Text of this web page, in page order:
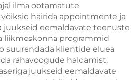
ilma ootamatute
häirida appointmente ja
juukseid eemaldavate teenuste
liikmeskonna programmid
suurendada klientide eluea
rahavoogude haldamist.
juukseid eemaldavate